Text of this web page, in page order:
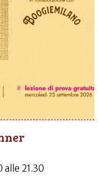
alle 21.30